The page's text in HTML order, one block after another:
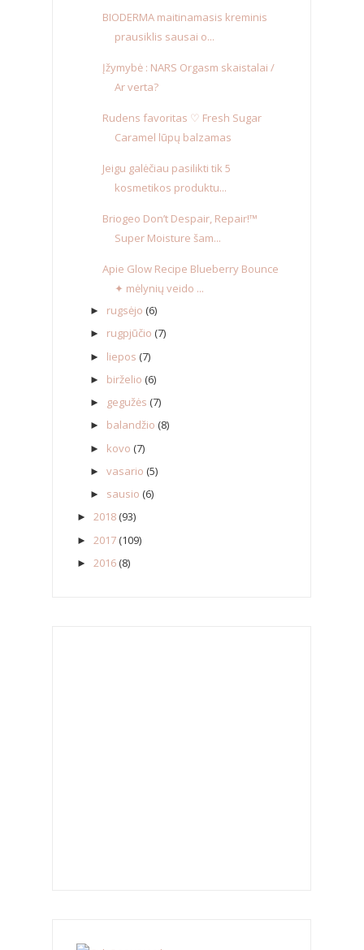
BIODERMA maitinamasis kreminis
prausiklis sausai o...
Įžymybė : NARS Orgasm skaistalai /
Ar verta?
Rudens favoritas ♡ Fresh Sugar
Caramel lūpų balzamas
Jeigu galėčiau pasilikti tik 5
kosmetikos produktu...
Briogeo Don’t Despair, Repair!™
Super Moisture šam...
Apie Glow Recipe Blueberry Bounce
✦ mėlynių veido ...
► rugsėjo (6)
► rugpjūčio (7)
► liepos (7)
► birželio (6)
► gegužės (7)
► balandžio (8)
► kovo (7)
► vasario (5)
► sausio (6)
► 2018 (93)
► 2017 (109)
► 2016 (8)